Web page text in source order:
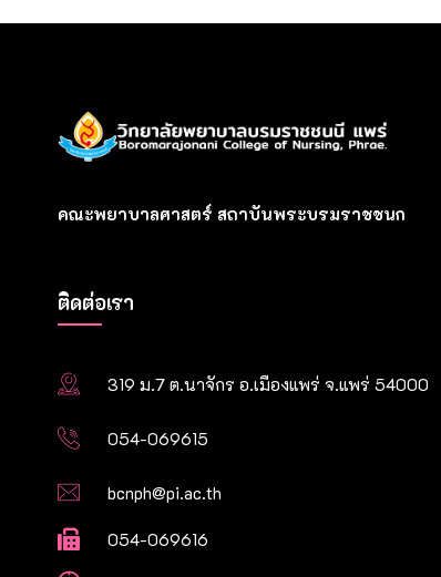
คณะพยาบาลศาสตร์ สถาบันพระบรมราชชนก
ติดต่อเรา
319 ม.7 ต.นาจักร อ.เมืองแพร่ จ.แพร่ 54000
054-069615
bcnph@pi.ac.th
054-069616